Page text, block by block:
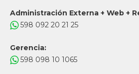
Administración Externa + Web +
598 092 20 21 25
Gerencia:
598 098 10 1065